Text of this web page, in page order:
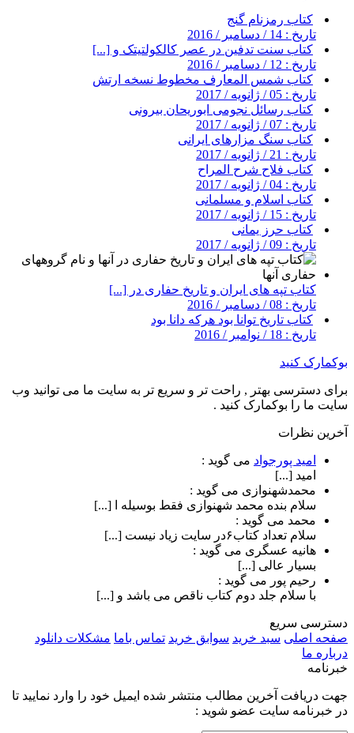
کتاب رمزنام گنج
تاریخ : 14 / دسامبر / 2016
کتاب سنت تدفین در عصر کالکولتیتک و [...]
تاریخ : 12 / دسامبر / 2016
کتاب شمس المعارف مخطوط نسخه ارتش
تاریخ : 05 / ژانویه / 2017
کتاب رسائل نجومی ابوریحان بیرونی
تاریخ : 07 / ژانویه / 2017
کتاب سنگ مزارهای ایرانی
تاریخ : 21 / ژانویه / 2017
کتاب فلاح شرح المراح
تاریخ : 04 / ژانویه / 2017
کتاب اسلام و مسلمانی
تاریخ : 15 / ژانویه / 2017
کتاب حرز یمانی
تاریخ : 09 / ژانویه / 2017
کتاب تپه های ایران و تاریخ حفاری در [...]
تاریخ : 08 / دسامبر / 2016
کتاب تاریخ توانا بود هرکه دانا بود
تاریخ : 18 / نوامبر / 2016
بوکمارک کنید
برای دسترسی بهتر , راحت تر و سریع تر به سایت ما می توانید وب
سایت ما را بوکمارک کنید .
آخرین نظرات
امید پورجواد می گوید :
امید [...]
محمدشهنوازی می گوید :
سلام بنده محمد شهنوازی فقط بوسیله ا [...]
محمد می گوید :
سلام تعداد کتاب۶در سایت زیاد نیست [...]
هانیه عسگری می گوید :
بسیار عالی [...]
رحیم پور می گوید :
با سلام جلد دوم کتاب ناقص می باشد و [...]
دسترسی سریع
صفحه اصلی سبد خرید سوابق خرید تماس باما مشکلات دانلود
درباره ما
خبرنامه
جهت دریافت آخرین مطالب منتشر شده ایمیل خود را وارد نمایید تا
در خبرنامه سایت عضو شوید :